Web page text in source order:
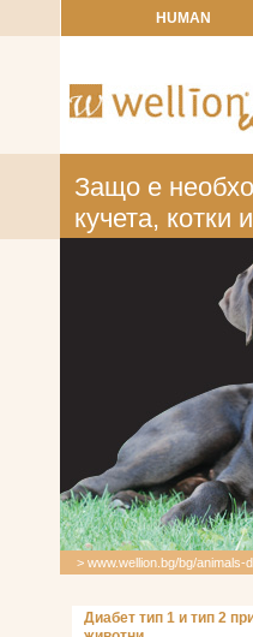
HUMAN
Защо е
кучета, котки
> www.wellion.bg/bg/animals-
Диабет тип 1 и тип 2